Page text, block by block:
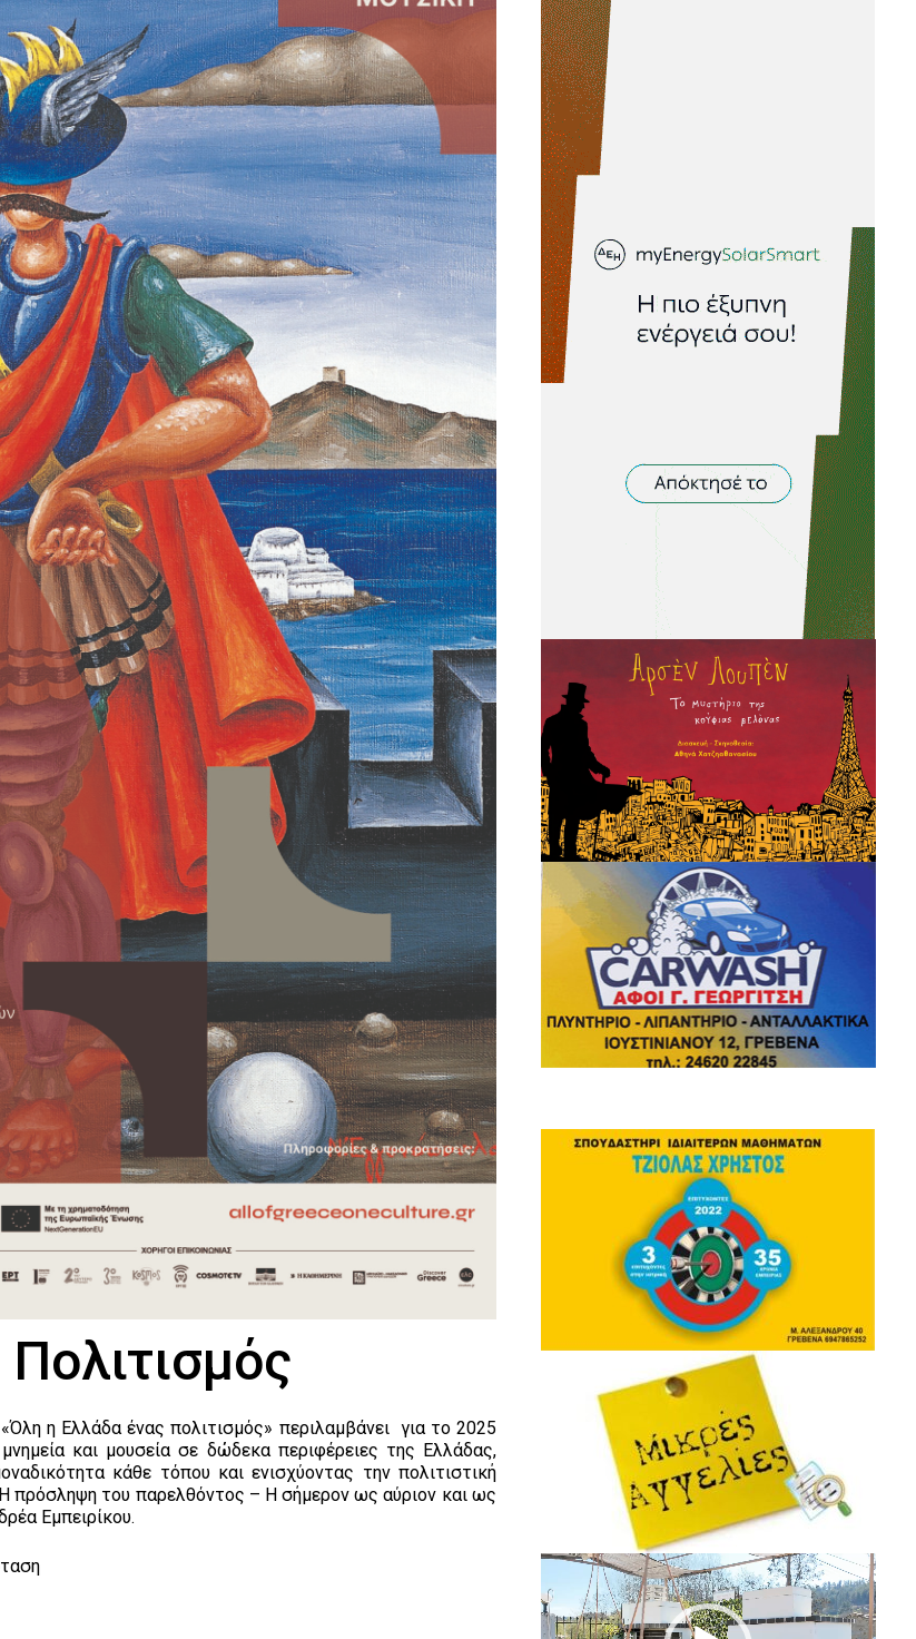
η Ελλάδα ένας πολιτισμός» περιλαμβάνει για το 2025
και μουσεία σε δώδεκα περιφέρειες της Ελλάδας,
κάθε τόπου και ενισχύοντας την πολιτιστική
του παρελθόντος – Η σήμερον ως αύριον και ως
Εμπειρίκου.
Πρόγραμμα
Αναπαραγωγής
Βίντεο